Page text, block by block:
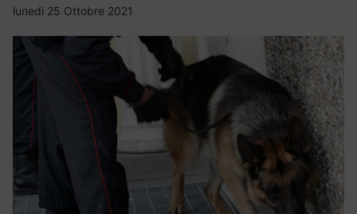
lunedì 25 Ottobre 2021